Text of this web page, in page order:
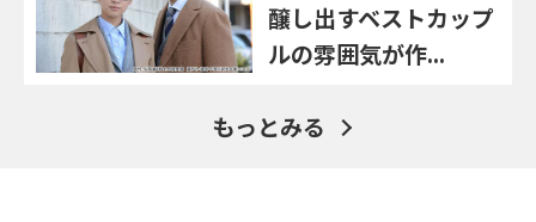
醸し出すベストカップ
ルの雰囲気が作...
もっとみる